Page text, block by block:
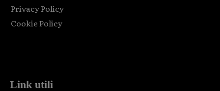
Privacy Policy
Cookie Policy
Link utili